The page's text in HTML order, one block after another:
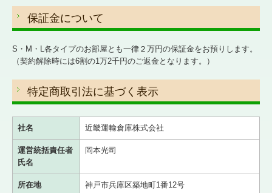
保証金について
S・M・L各タイプのお部屋とも一律２万円の保証金をお預りします。
（契約解除時には6割の1万2千円のご返金となります。）
特定商取引法に基づく表示
社名 近畿運輸倉庫株式会社
運営統括責任者
氏名
岡本光司
所在地 神戸市兵庫区築地町1番12号